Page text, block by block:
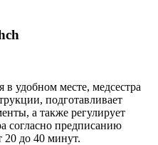
удобном месте, медсестра
подготавливает
а также регулирует
согласно предписанию
20 до 40 минут.